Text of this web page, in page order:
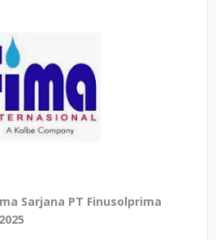
Sarjana PT Finusolprima